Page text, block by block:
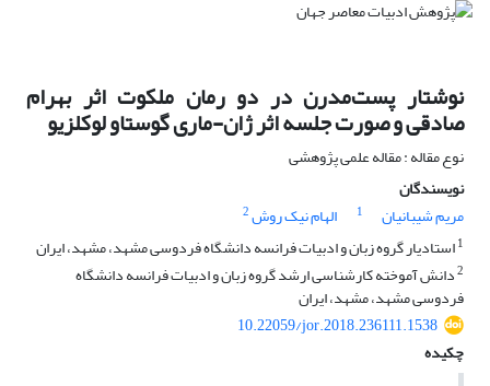
نوشتار پست‌مدرن در دو رمان ملکوت اثر بهرام
صادقی و صورت جلسه اثر ژان-ماری گوستاو لوکلزیو
نوع مقاله : مقاله علمی پژوهشی
نویسندگان
مریم شیبانیان
1 الهام نیک روش2
1استادیار گروه زبان و ادبیات فرانسه دانشگاه فردوسی مشهد، مشهد، ایران
2دانش آموخته کارشناسی ارشد گروه زبان و ادبیات فرانسه دانشگاه
فردوسی مشهد، مشهد، ایران
10.22059/jor.2018.236111.1538
چکیده